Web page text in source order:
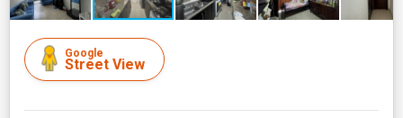
Google
Street View